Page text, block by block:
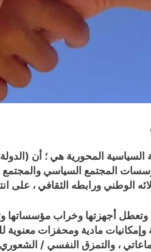
المحورية هي ؛ أن
المجتمع السياسي والمجتمع
الوطني ورابطه الثقافي ، على
وتعطل أجهزتها وخراب مؤسساتها
مادية ومحفزات معنوية
، والتمزق النفسي /